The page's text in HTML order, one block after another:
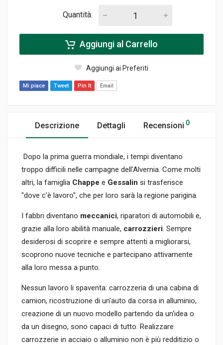
Quantità:
Aggiungi al Carrello
Aggiungi ai Preferiti
Mi piace Tweet Pin It Email
Descrizione Dettagli Recensioni 0
Dopo la prima guerra mondiale, i tempi diventano
troppo difficili nelle campagne dell'Alvernia. Come molti
altri, la famiglia Chappe e Gessalin si trasferisce
"dove c'è lavoro", che per loro sarà la regione parigina.
I fabbri diventano meccanici, riparatori di automobili e,
grazie alla loro abilità manuale, carrozzieri. Sempre
desiderosi di scoprire e sempre attenti a migliorarsi,
scoprono nuove tecniche e partecipano attivamente
alla loro messa a punto.
Nessun lavoro li spaventa: carrozzeria di una cabina di
camion, ricostruzione di un'auto da corsa in alluminio,
creazione di un nuovo modello partendo da un'idea o
da un disegno, sono capaci di tutto. Realizzare
carrozzerie in acciaio o alluminio non è più redditizio o